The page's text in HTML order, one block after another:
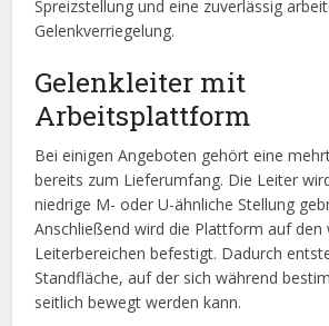
Spreizstellung und eine zuverlässig
Gelenkverriegelung.
Gelenkleiter mit
Arbeitsplattform
Bei einigen Angeboten gehört eine
bereits zum Lieferumfang. Die Leiter
niedrige M- oder U-ähnliche Stellung
Anschließend wird die Plattform auf den
Leiterbereichen befestigt. Dadurch
Standfläche, auf der sich während
seitlich bewegt werden kann.